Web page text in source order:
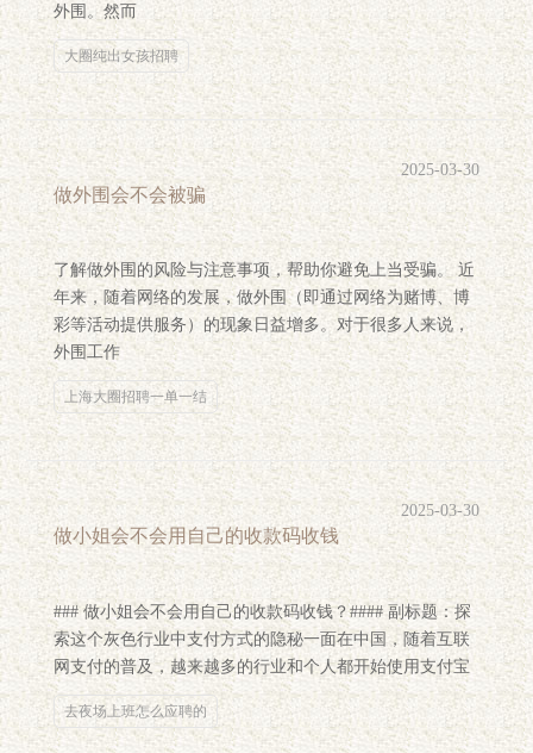
外围。然而
大圈纯出女孩招聘
做外围会不会被骗
2025-03-30
了解做外围的风险与注意事项，帮助你避免上当受骗。 近
年来，随着网络的发展，做外围（即通过网络为赌博、博
彩等活动提供服务）的现象日益增多。对于很多人来说，
外围工作
上海大圈招聘一单一结
做小姐会不会用自己的收款码收钱
2025-03-30
### 做小姐会不会用自己的收款码收钱？#### 副标题：探
索这个灰色行业中支付方式的隐秘一面在中国，随着互联
网支付的普及，越来越多的行业和个人都开始使用支付宝
去夜场上班怎么应聘的